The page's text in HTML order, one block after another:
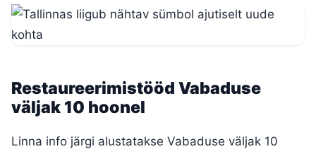
Restaureerimistööd Vabaduse
väljak 10 hoonel
Linna info järgi alustatakse Vabaduse väljak 10